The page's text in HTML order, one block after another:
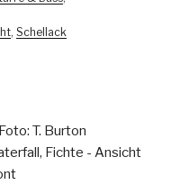
, Schellack